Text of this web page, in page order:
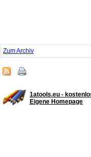
Zum Archiv
1atools.eu -
Eigene Homepage